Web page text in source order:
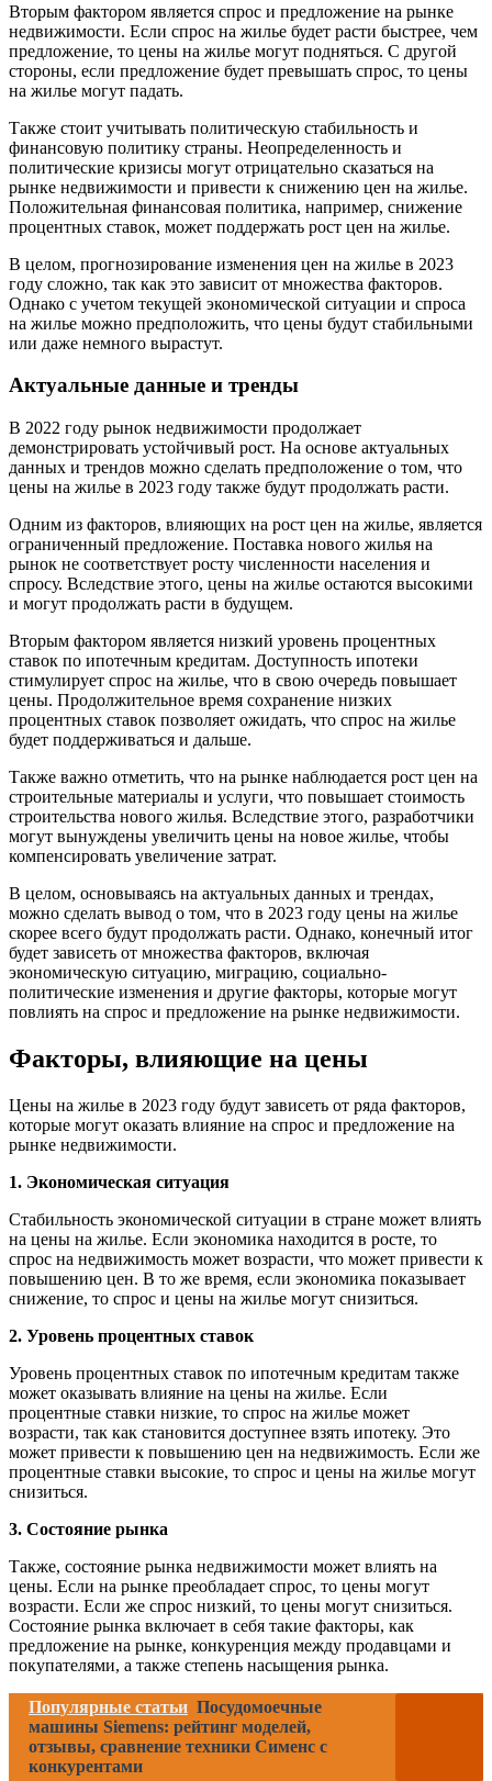
Вторым фактором является спрос и предложение на рынке
недвижимости. Если спрос на жилье будет расти быстрее, чем
предложение, то цены на жилье могут подняться. С другой
стороны, если предложение будет превышать спрос, то цены
на жилье могут падать.
Также стоит учитывать политическую стабильность и
финансовую политику страны. Неопределенность и
политические кризисы могут отрицательно сказаться на
рынке недвижимости и привести к снижению цен на жилье.
Положительная финансовая политика, например, снижение
процентных ставок, может поддержать рост цен на жилье.
В целом, прогнозирование изменения цен на жилье в 2023
году сложно, так как это зависит от множества факторов.
Однако с учетом текущей экономической ситуации и спроса
на жилье можно предположить, что цены будут стабильными
или даже немного вырастут.
Актуальные данные и тренды
В 2022 году рынок недвижимости продолжает
демонстрировать устойчивый рост. На основе актуальных
данных и трендов можно сделать предположение о том, что
цены на жилье в 2023 году также будут продолжать расти.
Одним из факторов, влияющих на рост цен на жилье, является
ограниченный предложение. Поставка нового жилья на
рынок не соответствует росту численности населения и
спросу. Вследствие этого, цены на жилье остаются высокими
и могут продолжать расти в будущем.
Вторым фактором является низкий уровень процентных
ставок по ипотечным кредитам. Доступность ипотеки
стимулирует спрос на жилье, что в свою очередь повышает
цены. Продолжительное время сохранение низких
процентных ставок позволяет ожидать, что спрос на жилье
будет поддерживаться и дальше.
Также важно отметить, что на рынке наблюдается рост цен на
строительные материалы и услуги, что повышает стоимость
строительства нового жилья. Вследствие этого, разработчики
могут вынуждены увеличить цены на новое жилье, чтобы
компенсировать увеличение затрат.
В целом, основываясь на актуальных данных и трендах,
можно сделать вывод о том, что в 2023 году цены на жилье
скорее всего будут продолжать расти. Однако, конечный итог
будет зависеть от множества факторов, включая
экономическую ситуацию, миграцию, социально-
политические изменения и другие факторы, которые могут
повлиять на спрос и предложение на рынке недвижимости.
Факторы, влияющие на цены
Цены на жилье в 2023 году будут зависеть от ряда факторов,
которые могут оказать влияние на спрос и предложение на
рынке недвижимости.
1. Экономическая ситуация
Стабильность экономической ситуации в стране может влиять
на цены на жилье. Если экономика находится в росте, то
спрос на недвижимость может возрасти, что может привести к
повышению цен. В то же время, если экономика показывает
снижение, то спрос и цены на жилье могут снизиться.
2. Уровень процентных ставок
Уровень процентных ставок по ипотечным кредитам также
может оказывать влияние на цены на жилье. Если
процентные ставки низкие, то спрос на жилье может
возрасти, так как становится доступнее взять ипотеку. Это
может привести к повышению цен на недвижимость. Если же
процентные ставки высокие, то спрос и цены на жилье могут
снизиться.
3. Состояние рынка
Также, состояние рынка недвижимости может влиять на
цены. Если на рынке преобладает спрос, то цены могут
возрасти. Если же спрос низкий, то цены могут снизиться.
Состояние рынка включает в себя такие факторы, как
предложение на рынке, конкуренция между продавцами и
покупателями, а также степень насыщения рынка.
Популярные статьи Посудомоечные
машины Siemens: рейтинг моделей,
отзывы, сравнение техники Сименс с
конкурентами